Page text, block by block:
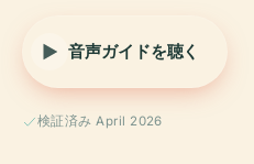
音声ガイドを聴く
検証済み April 2026